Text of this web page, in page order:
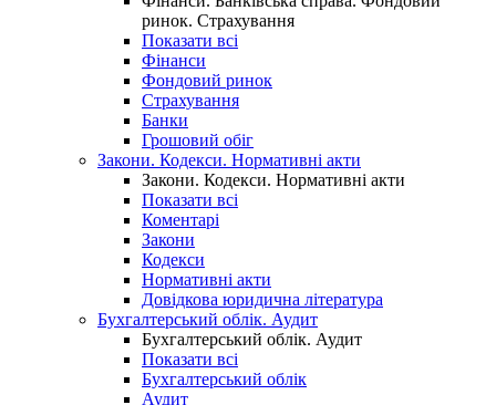
ринок. Страхування
Показати всі
Фінанси
Фондовий ринок
Страхування
Банки
Грошовий обіг
Закони. Кодекси. Нормативні акти
Закони. Кодекси. Нормативні акти
Показати всі
Коментарі
Закони
Кодекси
Нормативні акти
Довідкова юридична література
Бухгалтерський облік. Аудит
Бухгалтерський облік. Аудит
Показати всі
Бухгалтерський облік
Аудит